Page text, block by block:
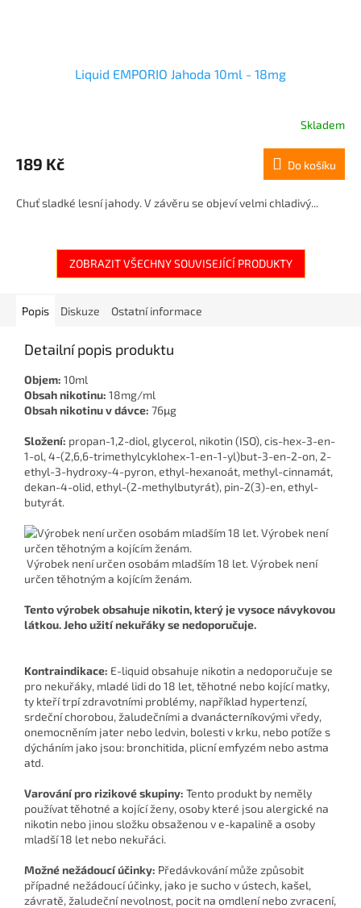
Liquid EMPORIO Jahoda 10ml - 18mg
Skladem
189 Kč Do košíku
Chuť sladké lesní jahody. V závěru se objeví velmi chladivý...
ZOBRAZIT VŠECHNY SOUVISEJÍCÍ PRODUKTY
Popis Diskuze Ostatní informace
Detailní popis produktu
Objem: 10ml
Obsah nikotinu: 18mg/ml
Obsah nikotinu v dávce: 76μg
Složení: propan-1,2-diol, glycerol, nikotin (ISO), cis-hex-3-en-
1-ol, 4-(2,6,6-trimethylcyklohex-1-en-1-yl)but-3-en-2-on, 2-
ethyl-3-hydroxy-4-pyron, ethyl-hexanoát, methyl-cinnamát,
dekan-4-olid, ethyl-(2-methylbutyrát), pin-2(3)-en, ethyl-
butyrát.
Výrobek není určen osobám mladším 18 let. Výrobek není
určen těhotným a kojícím ženám.
Tento výrobek obsahuje nikotin, který je vysoce návykovou
látkou. Jeho užití nekuřáky se nedoporučuje.
Kontraindikace: E-liquid obsahuje nikotin a nedoporučuje se
pro nekuřáky, mladé lidi do 18 let, těhotné nebo kojící matky,
ty kteří trpí zdravotními problémy, například hypertenzí,
srdeční chorobou, žaludečními a dvanácterníkovými vředy,
onemocněním jater nebo ledvin, bolesti v krku, nebo potíže s
dýcháním jako jsou: bronchitida, plicní emfyzém nebo astma
atd.
Varování pro rizikové skupiny: Tento produkt by neměly
používat těhotné a kojící ženy, osoby které jsou alergické na
nikotin nebo jinou složku obsaženou v e-kapalině a osoby
mladší 18 let nebo nekuřáci.
Možné nežádoucí účinky: Předávkování může způsobit
případné nežádoucí účinky, jako je sucho v ústech, kašel,
závratě, žaludeční nevolnost, pocit na omdlení nebo zvracení,